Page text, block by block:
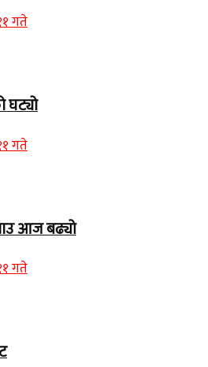
गते
घट्यो
गते
आज बढ्यो
गते